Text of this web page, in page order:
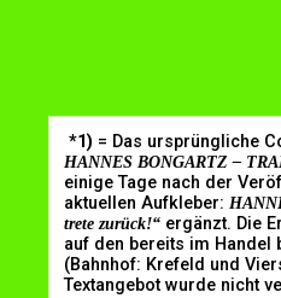
*1) = Das ursprüngliche
HANNES BONGARTZ –
einige Tage nach der
aktuellen Aufkleber:
trete zurück!“ ergänzt. Die
auf den bereits im Handel
(Bahnhof: Krefeld und
Textangebot wurde nicht